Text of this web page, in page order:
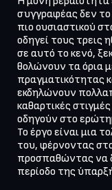
συγγραφέας δεν το
πιο ουσιαστικού
οδηγεί τους τρεις
σε αυτό το κενό,
θολώνουν τα όρια
πραγματικότητας
εκδηλώνουν
καθαρτικές
οδηγούν στο
Το έργο είναι μια
του, φέρνοντας
προσπαθώντας να
περίοδο της